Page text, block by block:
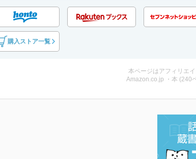
購入ストア一覧
本ページはアフィリエ
Amazon.co.jp ・本 (240